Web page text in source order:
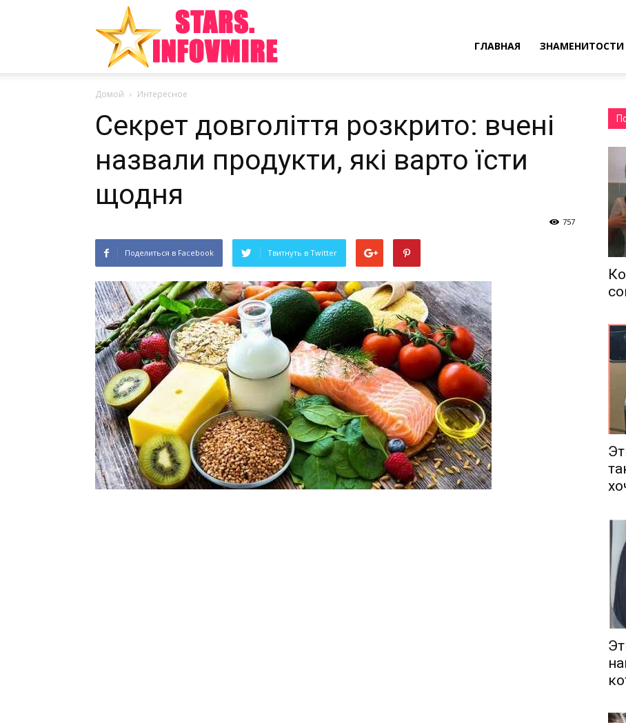
мира
Шоу-
Бизнеса
ГЛАВНАЯ ЗНАМЕНИТОСТИ
Домой Интересное
Секрет довголіття розкрито: вчені
назвали продукти, які варто їсти
щодня
757
Поделиться в Facebook Твитнуть в Twitter